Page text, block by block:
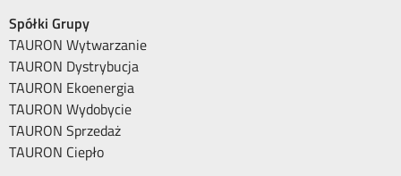
Spółki Grupy
TAURON Wytwarzanie
TAURON Dystrybucja
TAURON Ekoenergia
TAURON Wydobycie
TAURON Sprzedaż
TAURON Ciepło